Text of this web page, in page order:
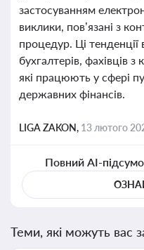
застосуванням
виклики, пов’язані з
процедур. Ці
бухгалтерів, фахівців
які працюють у сфері
державних фінансів.
LIGA ZAKON, 13 лютого
Повний AI-
Теми, які можуть вас